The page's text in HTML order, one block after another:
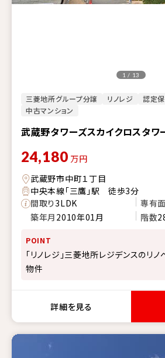
三菱地所グループ分譲 リノレジ
認定
中古マンション
武蔵野タワーズスカイクロスタワ
1 / 13
24,180 万円
武蔵野市中町１丁目
中央本線「三鷹」駅 徒歩3分
間取り3LDK 専有
築年月 2010年01月 階数
POINT
「リノレジ」三菱地所レジデンスのリノ
物件
詳細を見る